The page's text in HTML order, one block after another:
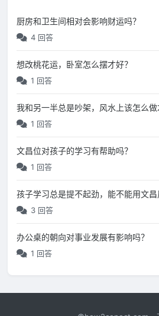
厨房和卫生间相对会影响财运吗？
4 回答
想改桃花运，卧室怎么摆才好？
1 回答
我和另一半总是吵架，风水上该怎么做
1 回答
文昌位对孩子的学习有帮助吗？
1 回答
孩子学习总是提不起劲，能不能用文昌
3 回答
办公桌的朝向对事业发展有影响吗？
1 回答